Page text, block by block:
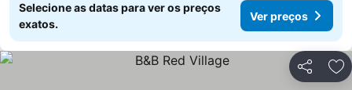
Selecione as datas para ver os preços
exatos.
Ver preços
Partilhar